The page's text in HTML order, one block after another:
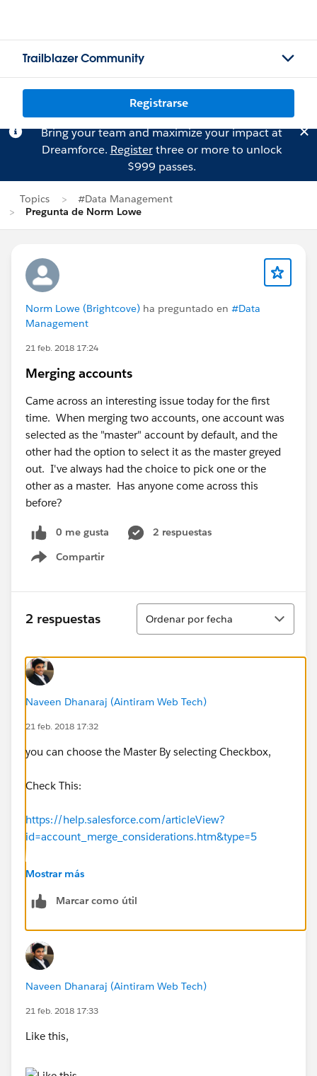
Trailblazer Community
Registrarse
Bring your team and maximize your impact at
Dreamforce. Registerthree or more to unlock
$999 passes.
Topics
#Data Management
Pregunta de Norm Lowe
Norm Lowe (Brightcove) ha preguntado en #Data
Management
21 feb. 2018 17:24
Merging accounts
Came across an interesting issue today for the first
time. When merging two accounts, one account was
selected as the "master" account by default, and the
other had the option to select it as the master greyed
out. I've always had the choice to pick one or the
other as a master. Has anyone come across this
before?
0 me gusta
2 respuestas
Compartir
Show menu
2 respuestas
Ordenar
Ordenar por fecha
Naveen Dhanaraj (Aintiram Web Tech)
21 feb. 2018 17:32
you can choose the Master By selecting Checkbox,
Check This:
https://help.salesforce.com/articleView?
id=account_merge_considerations.htm&type=5
http://salesforce.vidyard.com/watch/QcK0SLnypaQZF
Mostrar más
Marcar como útil
Naveen Dhanaraj (Aintiram Web Tech)
21 feb. 2018 17:33
Like this,